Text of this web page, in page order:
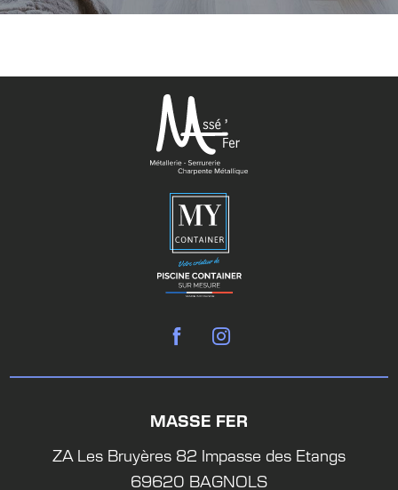
MASSE FER
ZA Les Bruyères 82 Impasse des Etangs
69620 BAGNOLS